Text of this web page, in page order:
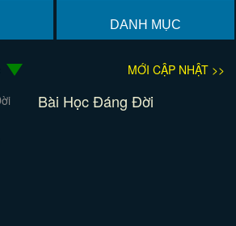
DANH MỤC
MỚI CẬP NHẬT >>
Bài Học Đáng Đời